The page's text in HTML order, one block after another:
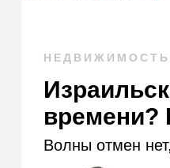
НЕДВИЖИМОСТЬ
времени?
Волны отмен